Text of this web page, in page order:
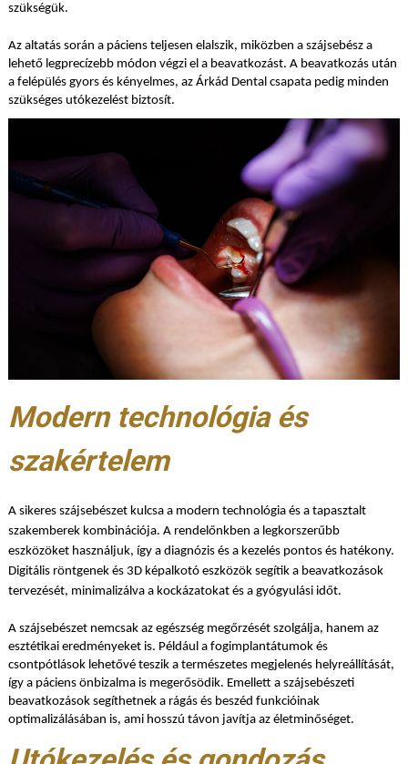
szükségük.
Az altatás során a páciens teljesen elalszik, miközben a szájsebész a
lehető legprecízebb módon végzi el a beavatkozást. A beavatkozás után
a felépülés gyors és kényelmes, az Árkád Dental csapata pedig minden
szükséges utókezelést biztosít.
Modern technológia és
szakértelem
A sikeres szájsebészet kulcsa a modern technológia és a tapasztalt
szakemberek kombinációja. A rendelőnkben a legkorszerűbb
eszközöket használjuk, így a diagnózis és a kezelés pontos és hatékony.
Digitális röntgenek és 3D képalkotó eszközök segítik a beavatkozások
tervezését, minimalizálva a kockázatokat és a gyógyulási időt.
A szájsebészet nemcsak az egészség megőrzését szolgálja, hanem az
esztétikai eredményeket is. Például a fogimplantátumok és
csontpótlások lehetővé teszik a természetes megjelenés helyreállítását,
így a páciens önbizalma is megerősödik. Emellett a szájsebészeti
beavatkozások segíthetnek a rágás és beszéd funkcióinak
optimalizálásában is, ami hosszú távon javítja az életminőséget.